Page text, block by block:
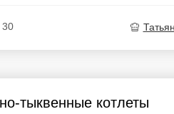
30
тыквенные котлеты